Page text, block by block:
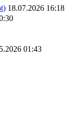
18.07.2026 16:18
01:43